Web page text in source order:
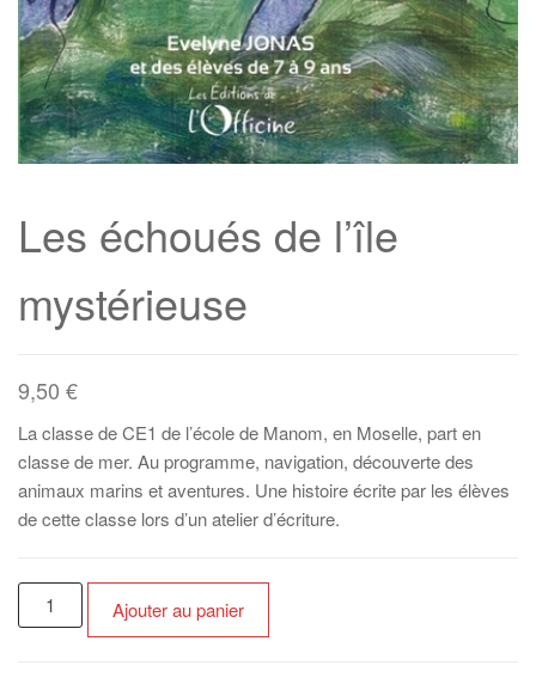
Les échoués de l’île
mystérieuse
9,50 €
La classe de CE1 de l’école de Manom, en Moselle, part en
classe de mer. Au programme, navigation, découverte des
animaux marins et aventures. Une histoire écrite par les élèves
de cette classe lors d’un atelier d’écriture.
quantité
de
Ajouter au panier